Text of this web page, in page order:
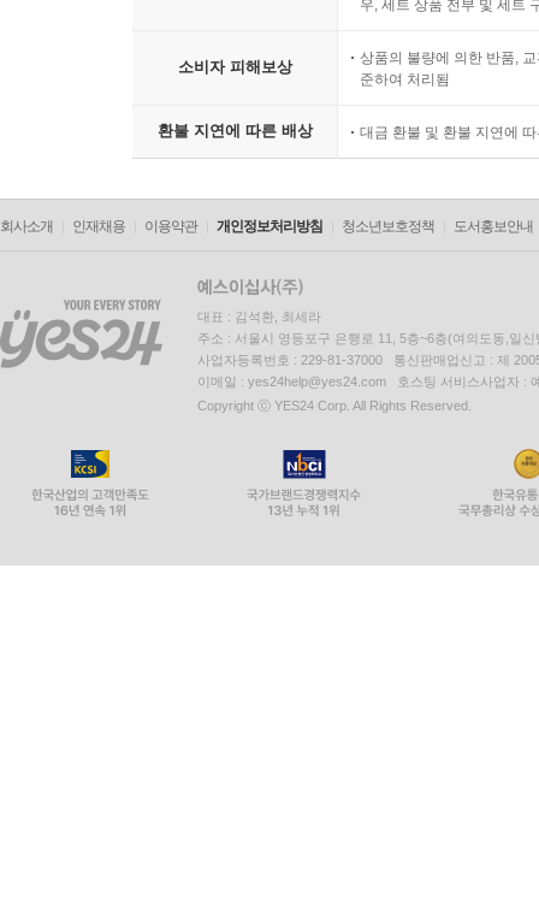
우, 세트 상품 전부 및 세트
소비자 피해보상
상품의 불량에 의한 반품,
준하여 처리됨
환불 지연에 따른 배상 대금 환불 및 환불 지연에
회사소개 인재채용 이용약관 개인정보처리방침 청소년보호정책 도서홍보안내
대표 : 김석환, 최세라
주소 : 서울시 영등포구 은행로 11, 5층~6층(여의도동,일신
사업자등록번호 : 229-81-37000 통신판매업신고 : 제
이메일 : yes24help@yes24.com 호스팅 서비스사업자 :
Copyright ⓒ YES24 Corp. All Rights Reserved.